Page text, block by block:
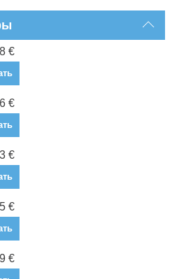
€
€
€
€
€